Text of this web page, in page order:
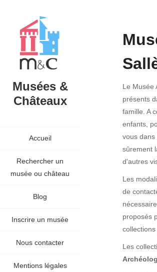
Musées &
Châteaux
Accueil
Rechercher un
musée ou château
Blog
Inscrire un musée
Nous contacter
Mentions légales
Le Musée
présents
famille. A
enfants,
vous dans
sûrement
d'autres
Les
de
proposés
Les